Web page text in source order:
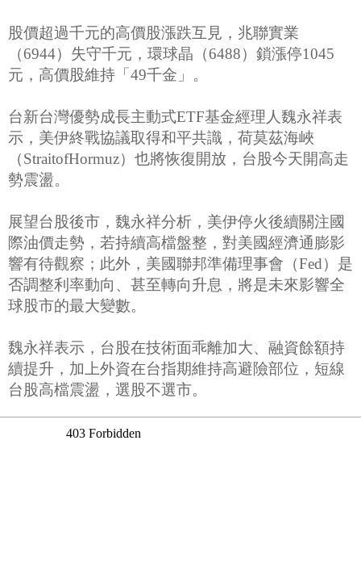
股價超過千元的高價股漲跌互見，兆聯實業
（6944）失守千元，環球晶（6488）鎖漲停1045
元，高價股維持「49千金」。
台新台灣優勢成長主動式ETF基金經理人魏永祥表
示，美伊終戰協議取得和平共識，荷莫茲海峽
（StraitofHormuz）也將恢復開放，台股今天開高走
勢震盪。
展望台股後市，魏永祥分析，美伊停火後續關注國
際油價走勢，若持續高檔盤整，對美國經濟通膨影
響有待觀察；此外，美國聯邦準備理事會（Fed）是
否調整利率動向、甚至轉向升息，將是未來影響全
球股市的最大變數。
魏永祥表示，台股在技術面乖離加大、融資餘額持
續提升，加上外資在台指期維持高避險部位，短線
台股高檔震盪，選股不選市。